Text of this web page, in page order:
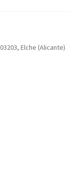
Elche (Alicante)